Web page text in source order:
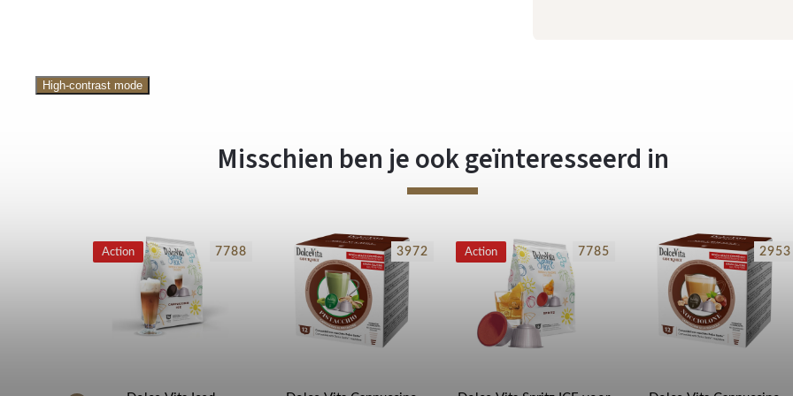
High-contrast mode
Misschien ben je ook geïnteresseerd in
Action 7788 3972 Action 7785 2953